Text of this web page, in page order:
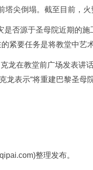
尖倒塌。截至目前，火
否源于圣母院近期的施
紧要任务是将教堂中艺
在教堂前广场发表讲话
表示“将重建巴黎圣母
整理发布。